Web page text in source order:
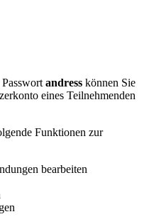
andress können Sie
eines Teilnehmenden
Funktionen zur
bearbeiten